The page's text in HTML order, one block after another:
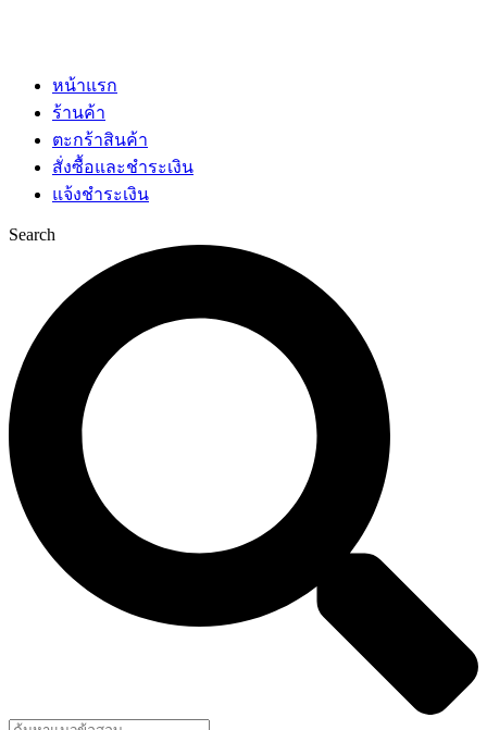
หน้าแรก
ร้านค้า
ตะกร้าสินค้า
สั่งซื้อและชำระเงิน
แจ้งชำระเงิน
Search